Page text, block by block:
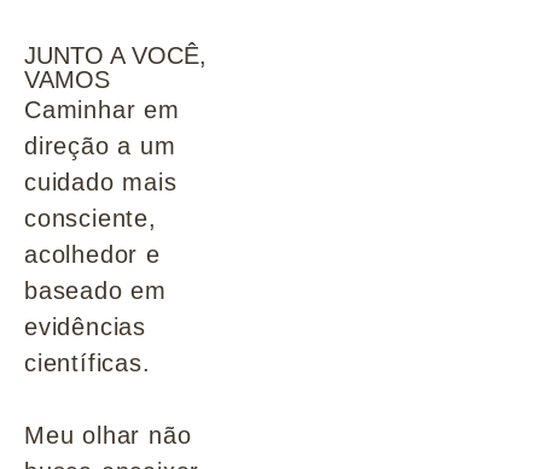
JUNTO A VOCÊ,
VAMOS
Caminhar em
direção a um
cuidado mais
consciente,
acolhedor e
baseado em
evidências
científicas.
Meu olhar não